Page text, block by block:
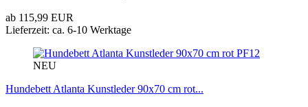
ab 115,99 EUR
Lieferzeit: ca. 6-10 Werktage
PF12
NEU
Hundebett Atlanta Kunstleder 90x70 cm rot...